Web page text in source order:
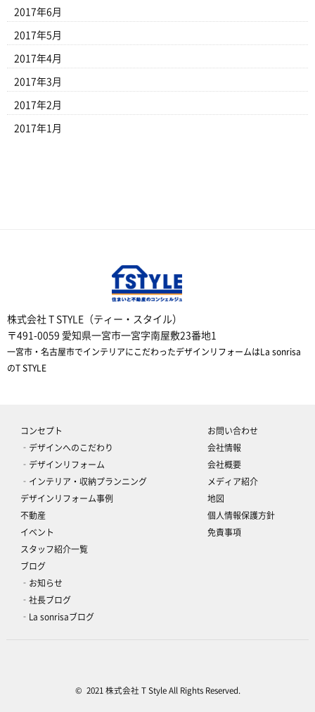
2017年6月
2017年5月
2017年4月
2017年3月
2017年2月
2017年1月
株式会社 T STYLE（ティー・スタイル）
〒491-0059 愛知県一宮市一宮字南屋敷23番地1
一宮市・名古屋市でインテリアにこだわったデザインリフォームはLa sonrisa
のT STYLE
コンセプト
‐デザインへのこだわり
‐デザインリフォーム
‐インテリア・収納プランニング
デザインリフォーム事例
不動産
イベント
スタッフ紹介一覧
ブログ
‐お知らせ
‐社長ブログ
‐La sonrisaブログ
お問い合わせ
会社情報
会社概要
メディア紹介
地図
個人情報保護方針
免責事項
© 2021 株式会社 T Style All Rights Reserved.